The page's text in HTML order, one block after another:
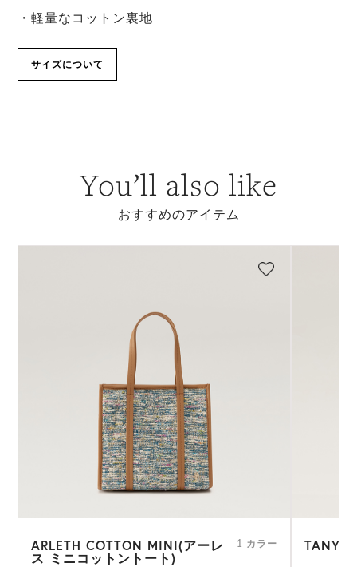
・軽量なコットン裏地
サイズについて
You’ll also like
おすすめのアイテム
ARLETH COTTON MINI(アーレ
ス ミニコットントート)
1 カラー TANYA